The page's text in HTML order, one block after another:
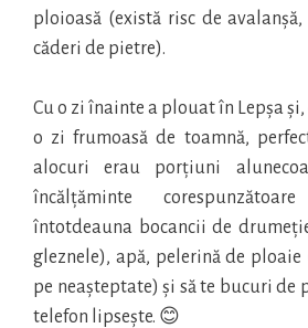
ploioasă (există risc de
căderi de pietre).
Cu o zi înainte a plouat în Lepșa
o zi frumoasă de toamnă,
alocuri erau porțiuni
încălțăminte
întotdeauna bocancii de
gleznele), apă, pelerină de ploaie
pe neașteptate) și să te bucuri de
telefon lipsește. 😊